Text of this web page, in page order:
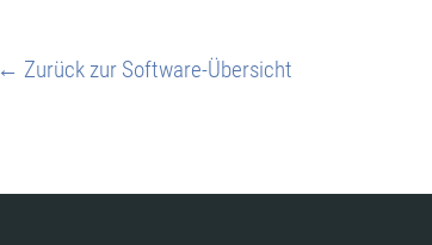
← Zurück zur Software-Übersicht